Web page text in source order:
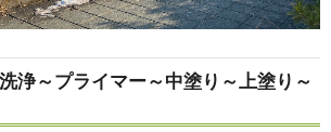
浄～プライマー～中塗り～上塗り～